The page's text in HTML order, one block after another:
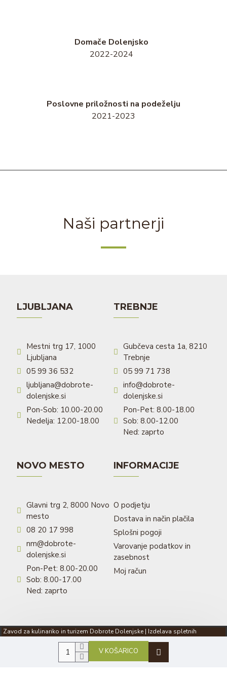
V KOŠARICO
Domače Dolenjsko
2022-2024
Poslovne priložnosti na podeželju
2021-2023
Naši partnerji
LJUBLJANA
Mestni trg 17, 1000
Ljubljana
05 99 36 532
ljubljana@dobrote-
dolenjske.si
Pon-Sob: 10.00-20.00
Nedelja: 12.00-18.00
TREBNJE
Gubčeva cesta 1a, 8210
Trebnje
05 99 71 738
info@dobrote-
dolenjske.si
Pon-Pet: 8.00-18.00
Sob: 8.00-12.00
Ned: zaprto
NOVO MESTO
Glavni trg 2, 8000 Novo
mesto
08 20 17 998
nm@dobrote-
dolenjske.si
Pon-Pet: 8.00-20.00
Sob: 8.00-17.00
Ned: zaprto
INFORMACIJE
O podjetju
Dostava in način plačila
Splošni pogoji
Varovanje podatkov in
zasebnost
Moj račun
Zavod za kulinariko in turizem Dobrote Dolenjske | Izdelava spletnih
trgovin: qStom.si